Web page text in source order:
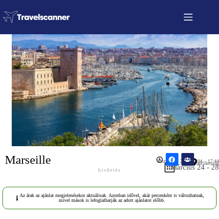
Március 24 - 28
Közzétéve: 2026.03.04 – 17:44
Franciaország
Marseille
hirdetés
Az árak az ajánlat megjelenésekor aktuálisak. Azonban idővel, akár percenként is változhatnak,
mivel mások is lefoglalhatják az adott ajánlatot előbb.